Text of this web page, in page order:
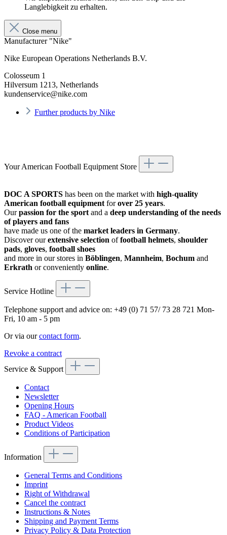
Langlebigkeit zu erhalten.
Close menu
Manufacturer "Nike"
Nike European Operations Netherlands B.V.
Colosseum 1
Hilversum 1213, Netherlands
kundenservice@nike.com
Further products by Nike
Your American Football Equipment Store
DOC A SPORTS has been on the market with high-quality
American football equipment forover 25 years.
Ourpassion for the sport and a deep understanding of the needs
of players and fans
have made us one of the market leaders in Germany.
Discover ourextensive selection offootball helmets, shoulder
pads, gloves, football shoes
and more in our stores in Böblingen, Mannheim, Bochum and
Erkrath or conveniently online.
Service Hotline
Telephone support and advice on: +49 (0) 71 57/ 73 28 721 Mon-
Fri, 10 am - 5 pm
Or via ourcontact form.
Revoke a contract
Service & Support
Contact
Newsletter
Opening Hours
FAQ - American Football
Product Videos
Conditions of Participation
Information
General Terms and Conditions
Imprint
Right of Withdrawal
Cancel the contract
Instructions & Notes
Shipping and Payment Terms
Privacy Policy & Data Protection